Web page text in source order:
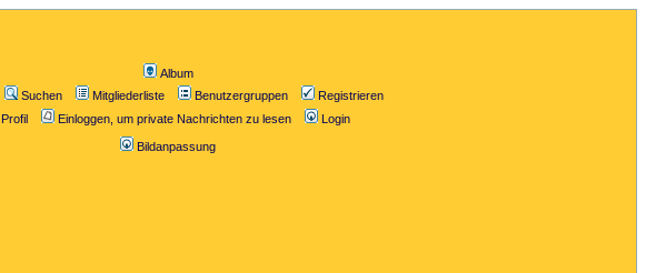
Album
Suchen Mitgliederliste Benutzergruppen
Registrieren
Profil
Einloggen, um private Nachrichten zu lesen Login
Bildanpassung